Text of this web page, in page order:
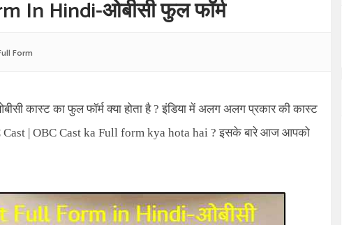
In Hindi-ओबीसी फुल फॉर्म
Form
कास्ट का फुल फॉर्म क्या होता है ? इंडिया में अलग अलग प्रकार की कास्ट
Cast | OBC Cast ka Full form kya hota hai ?इसके बारे आज आपको